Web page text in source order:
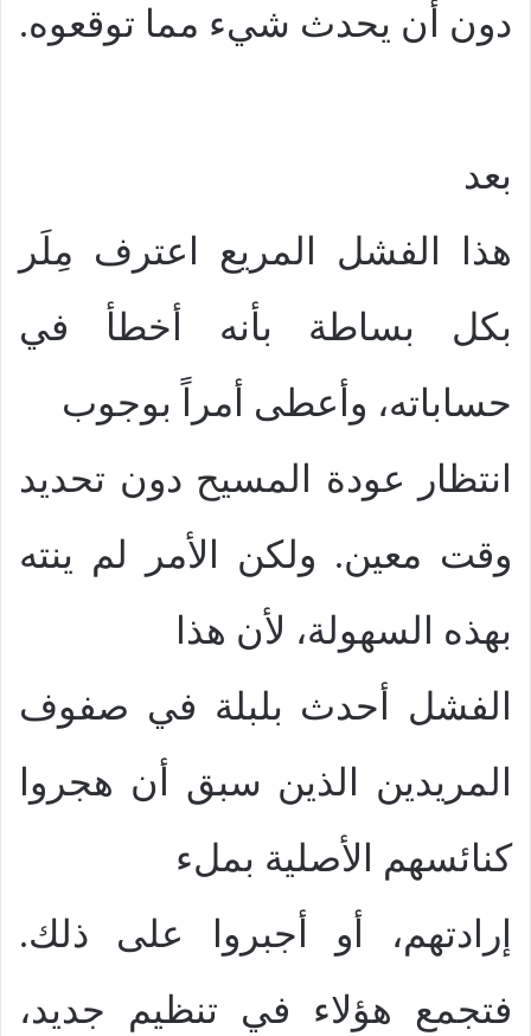
دون أن يحدث شيء مما توقعوه.
بعد
هذا الفشل المريع اعترف مِلَر
بكل بساطة بأنه أخطأ في
حساباته، وأعطى أمراً بوجوب
انتظار عودة المسيح دون تحديد
وقت معين. ولكن الأمر لم ينته
بهذه السهولة، لأن هذا
الفشل أحدث بلبلة في صفوف
المريدين الذين سبق أن هجروا
كنائسهم الأصلية بملء
إرادتهم، أو أجبروا على ذلك.
فتجمع هؤلاء في تنظيم جديد،